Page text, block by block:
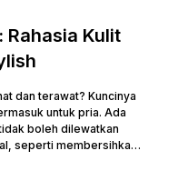
Rahasia Kulit
dan terawat? Kuncinya
untuk pria. Ada
boleh dilewatkan
seperti membersihkan
toner, dan langkah-